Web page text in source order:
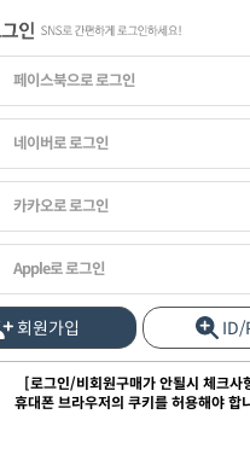
페이스북으로 로그인
네이버로 로그인
카카오로 로그인
Apple로 로그인
회원가입 ID/
[로그인/비회원구매가 안될시 체크사
휴대폰 브라우저의 쿠키를 허용해야 합